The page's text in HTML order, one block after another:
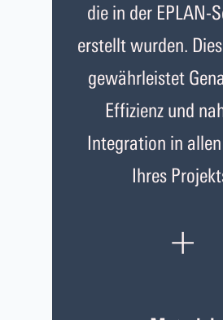
die in der EPLAN-
erstellt wurden.
gewährleistet
Effizienz und
Integration in
Ihres
+